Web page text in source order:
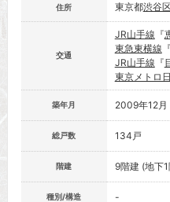
住所 東京都渋谷
交通
JR山手線 『
東急東横線 『
JR山手線 『
東京メトロ
築年月 2009年12月
総戸数 134戸
階建 9階建 (地下1
種別/構造 -